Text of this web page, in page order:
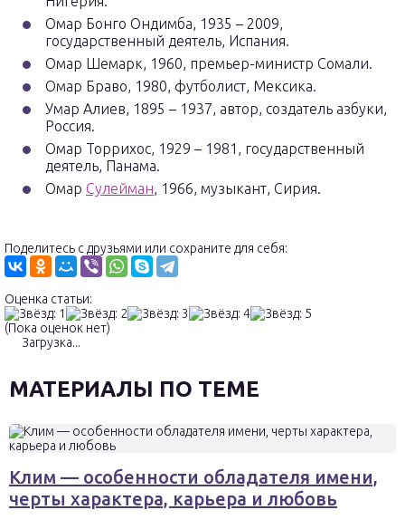
Омар Бонго Ондимба, 1935 – 2009,
государственный деятель, Испания.
Омар Шемарк, 1960, премьер-министр Сомали.
Омар Браво, 1980, футболист, Мексика.
Умар Алиев, 1895 – 1937, автор, создатель азбуки,
Россия.
Омар Торрихос, 1929 – 1981, государственный
деятель, Панама.
Омар Сулейман, 1966, музыкант, Сирия.
Поделитесь с друзьями или сохраните для себя:
Оценка статьи:
(Пока оценок нет)
Загрузка...
МАТЕРИАЛЫ ПО ТЕМЕ
Клим — особенности обладателя имени,
черты характера, карьера и любовь